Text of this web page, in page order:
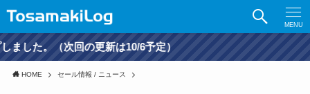
MENU
次回の更新は10/6予定）
HOME セール情報 / ニュース